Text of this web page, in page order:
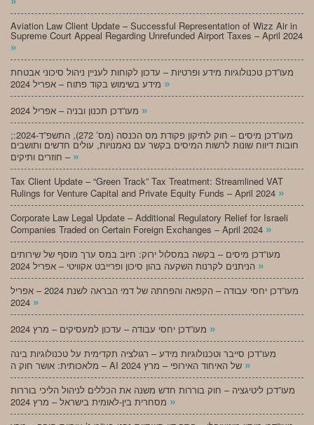
Aviation Law Client Update – Successful Representation of Wizz Air in
Supreme Court Appeal Regarding Unrefunded Airport Taxes – April 2024
»
מעו”דכן טכנולוגיות מידע ופרטיות – עדכון לקוחות לעניין ניהול סיכוני אבטחת
»
»
;מעו”דכן מיסים – חוק לתיקון פקודת מס הכנסה (מס’ 272), התשפ”ד-2024:
חובות דיווח שונות לרשות המיסים בקשר עם נאמנויות, עולים חדשים ותושבים
חוזרים ותיקים – »
Tax Client Update – “Green Track” Tax Treatment: Streamlined VAT
Rulings for Venture Capital and Private Equity Funds – April 2024 »
Corporate Law Legal Update – Additional Regulatory Relief for Israeli
Companies Traded on Certain Foreign Exchanges – April 2024 »
מעו”דכן מיסים – בקשה במסלול ירוק: חיוב במס ערך מוסף של שירותים
»
מעו”דכן יחסי עבודה – הקפאה והפחתה של דמי הבראה לשנת 2024 – אפריל
»
»
מעו”דכן סייבר וטכנולוגיות מידע – רגולציה תקדימית על טכנולוגיות בינה
»
מעו”דכן ליטיגציה – חוק בוררות חדש משנה את הכללים לניהול הליכי בוררות
»